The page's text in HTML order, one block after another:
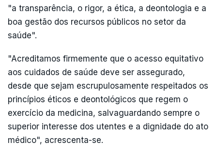
"a transparência, o rigor, a ética, a deontologia e a
boa gestão dos recursos públicos no setor da
saúde".
"Acreditamos firmemente que o acesso equitativo
aos cuidados de saúde deve ser assegurado,
desde que sejam escrupulosamente respeitados os
princípios éticos e deontológicos que regem o
exercício da medicina, salvaguardando sempre o
superior interesse dos utentes e a dignidade do ato
médico", acrescenta-se.